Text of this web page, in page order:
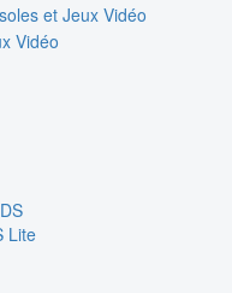
et Jeux Vidéo
Vidéo
Lite